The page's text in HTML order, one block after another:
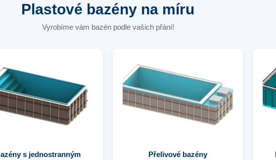
Plastové bazény na míru
Vyrobíme vám bazén podle vašich přání!
s jednostranným
Přelivové bazény